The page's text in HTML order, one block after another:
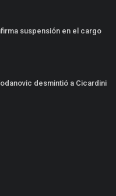
suspensión en el cargo
desmintió a Cicardini